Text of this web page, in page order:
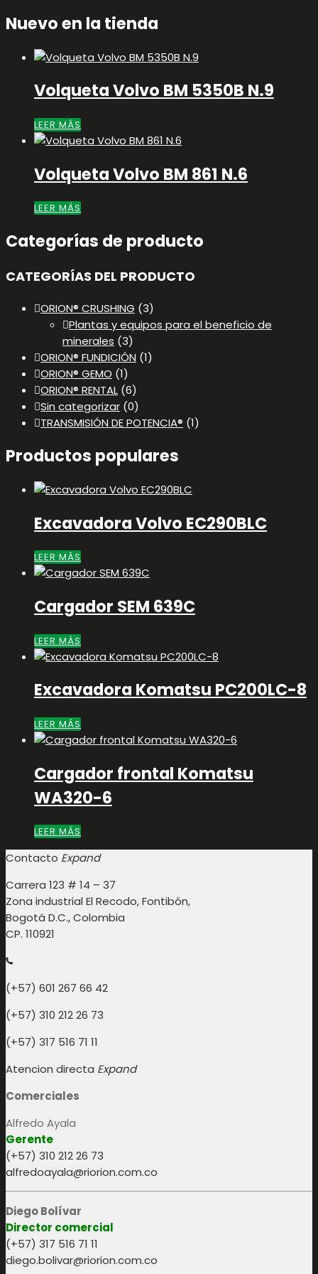
Nuevo en la tienda
Volqueta Volvo BM 5350B N.9
LEER MÁS
Volqueta Volvo BM 861 N.6
LEER MÁS
Categorías de producto
CATEGORÍAS DEL PRODUCTO
ORION® CRUSHING (3)
Plantas y equipos para el beneficio de
minerales (3)
ORION® FUNDICIÓN (1)
ORION® GEMO (1)
ORION® RENTAL (6)
Sin categorizar (0)
TRANSMISIÓN DE POTENCIA® (1)
Productos populares
Excavadora Volvo EC290BLC
LEER MÁS
Cargador SEM 639C
LEER MÁS
Excavadora Komatsu PC200LC-8
LEER MÁS
Cargador frontal Komatsu
WA320-6
LEER MÁS
Contacto Expand
Carrera 123 # 14 – 37
Zona industrial El Recodo, Fontibón,
Bogotá D.C., Colombia
CP. 110921
(+57) 601 267 66 42
(+57) 310 212 26 73
(+57) 317 516 71 11
Atencion directa Expand
Comerciales
Alfredo Ayala
Gerente
(+57) 310 212 26 73
alfredoayala@riorion.com.co
Diego Bolívar
Director comercial
(+57) 317 516 71 11
diego.bolivar@riorion.com.co